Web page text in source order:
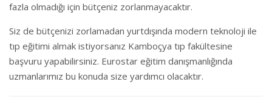
fazla olmadığı için bütçeniz zorlanmayacaktır.
Siz de bütçenizi zorlamadan yurtdışında modern teknoloji ile
tıp eğitimi almak istiyorsanız Kamboçya tıp fakültesine
başvuru yapabilirsiniz. Eurostar eğitim danışmanlığında
uzmanlarımız bu konuda size yardımcı olacaktır.